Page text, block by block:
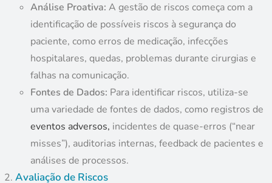
Análise Proativa: A gestão de riscos começa com a
identificação de possíveis riscos à segurança do
paciente, como erros de medicação, infecções
hospitalares, quedas, problemas durante cirurgias e
falhas na comunicação.
Fontes de Dados: Para identificar riscos, utiliza-se
uma variedade de fontes de dados, como registros de
eventos adversos, incidentes de quase-erros (“near
misses”), auditorias internas, feedback de pacientes e
análises de processos.
Avaliação de Riscos